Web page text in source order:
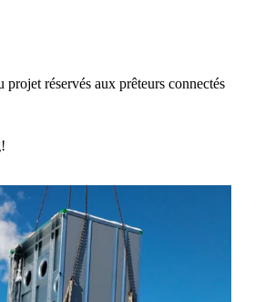
projet réservés aux prêteurs connectés